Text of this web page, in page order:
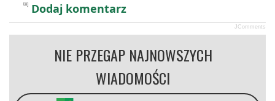
Dodaj komentarz
JComments
NIE PRZEGAP NAJNOWSZYCH
WIADOMOŚCI